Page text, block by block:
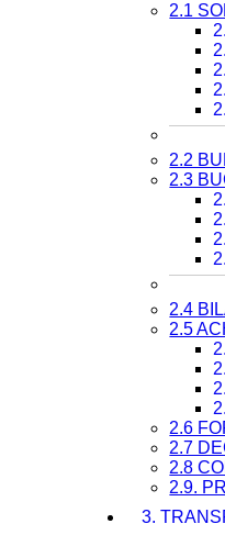
2.1
2.2
2.3
2.4
2.5
2.6
2.7
2.8
2.9.
3.